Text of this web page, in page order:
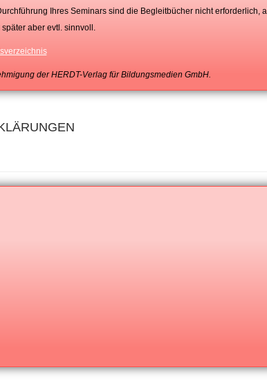
Ihres Seminars sind die Begleitbücher nicht erforderlich,
aber evtl. sinnvoll.
der HERDT-Verlag für Bildungsmedien GmbH.